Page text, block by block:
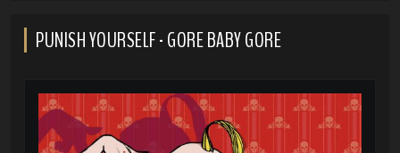
PUNISH YOURSELF - GORE BABY GORE